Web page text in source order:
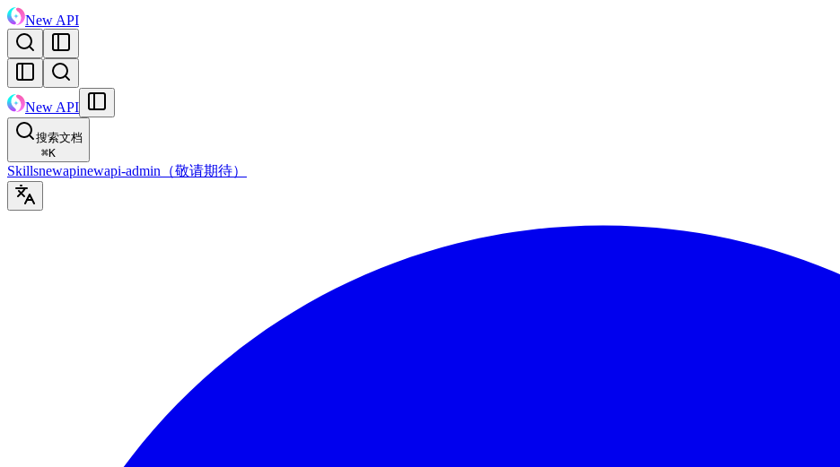
New API
New API
搜索文档
⌘K
Skillsnewapinewapi-admin（敬请期待）